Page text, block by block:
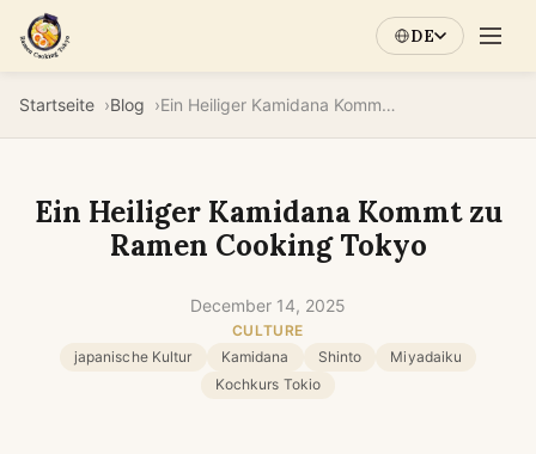
DE
Startseite Blog Ein Heiliger Kamidana Kommt zu Ramen Cooking Tokyo
Ein Heiliger Kamidana Kommt zu
Ramen Cooking Tokyo
December 14, 2025
CULTURE
japanische Kultur
Kamidana Shinto
Miyadaiku
Kochkurs Tokio